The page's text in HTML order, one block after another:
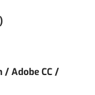
/ Adobe CC /